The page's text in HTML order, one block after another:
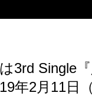
3rd Single
年2月11日